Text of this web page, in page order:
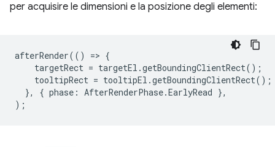
per acquisire le dimensioni e la posizione degli elementi:
afterRender(() => {
targetRect = targetEl .getBoundingClientRect();
tooltipRect = tooltipEl .getBoundingClientRect();
},
{ phase : AfterRenderPhase.EarlyRead },
);